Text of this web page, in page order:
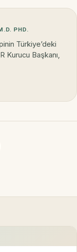
PHD.
Türkiye’deki
Kurucu Başkanı,